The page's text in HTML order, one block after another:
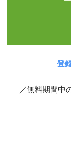
登
／無料期間中